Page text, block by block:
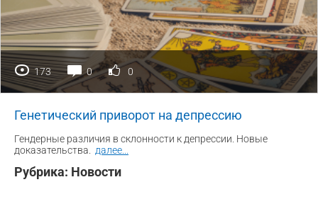
173 0 0
Генетический приворот на депрессию
Гендерные различия в склонности к депрессии. Новые
доказательства.
далее
Рубрика: Новости